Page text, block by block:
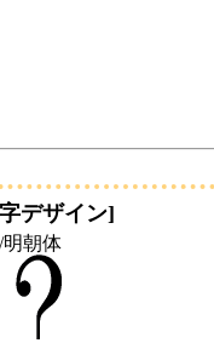
デザイン]
朝体